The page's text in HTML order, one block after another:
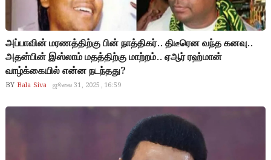
அப்பாவின் மரணத்திற்கு பின் நாத்திகர்.. திடீரென வந்த கனவு..
அதன்பின் இஸ்லாம் மதத்திற்கு மாற்றம்.. ஏஆர் ரஹ்மான்
வாழ்க்கையில் என்ன நடந்தது?
BY Bala Siva ஜூலை 31, 2025, 16:59